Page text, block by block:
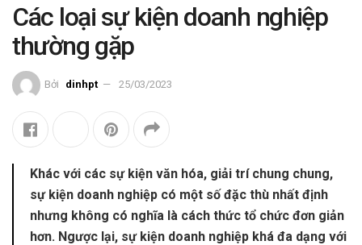
Các loại sự kiện doanh nghiệp
thường gặp
Bởi dinhpt 25/03/2023
Khác với các sự kiện văn hóa, giải trí chung chung,
sự kiện doanh nghiệp có một số đặc thù nhất định
nhưng không có nghĩa là cách thức tổ chức đơn giản
hơn. Ngược lại, sự kiện doanh nghiệp khá đa dạng với